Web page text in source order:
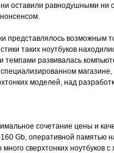
оставили равнодушными ни
представлялось возможным
таких ноутбуков
темпами развивалась
моделей, над
сочетание цены и
Gb, оперативной
сверхтонких ноутбуков